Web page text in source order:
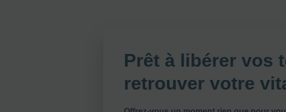
Prêt à libérer vos
retrouver votre